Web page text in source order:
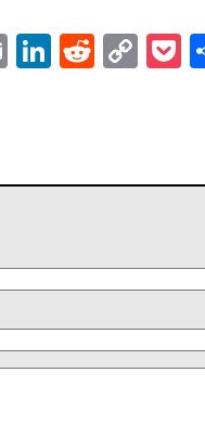
EmailLinkedIn
Reddit